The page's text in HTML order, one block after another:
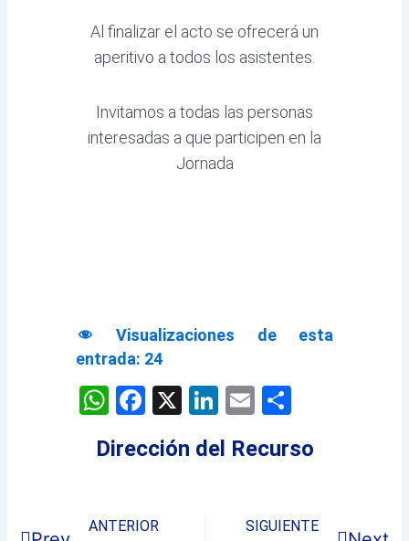
Al finalizar el acto se ofrecerá un
aperitivo a todos los asistentes.
Invitamos a todas las personas
interesadas a que participen en la
Jornada
Visualizaciones de esta
entrada: 24
WhatsApp
Facebook
X LinkedIn
Email
Dirección del Recurso
ANTERIOR SIGUIENTE